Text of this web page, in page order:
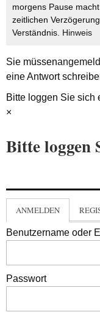
morgens Pause
zeitlichen
Verständnis. Hinweis
Sie müssen
eine Antwort
Bitte loggen Sie sich
×
Bitte loggen
ANMELDEN
Benutzername oder
Passwort